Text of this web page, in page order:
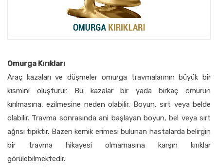
Omurga Kırıkları
Araç kazaları ve düşmeler omurga travmalarının büyük bir
kısmını oluşturur. Bu kazalar bir yada birkaç omurun
kırılmasına, ezilmesine neden olabilir. Boyun, sırt veya belde
olabilir. Travma sonrasında ani başlayan boyun, bel veya sırt
ağrısı tipiktir. Bazen kemik erimesi bulunan hastalarda belirgin
bir travma hikayesi olmamasına karşın kırıklar
görülebilmektedir.